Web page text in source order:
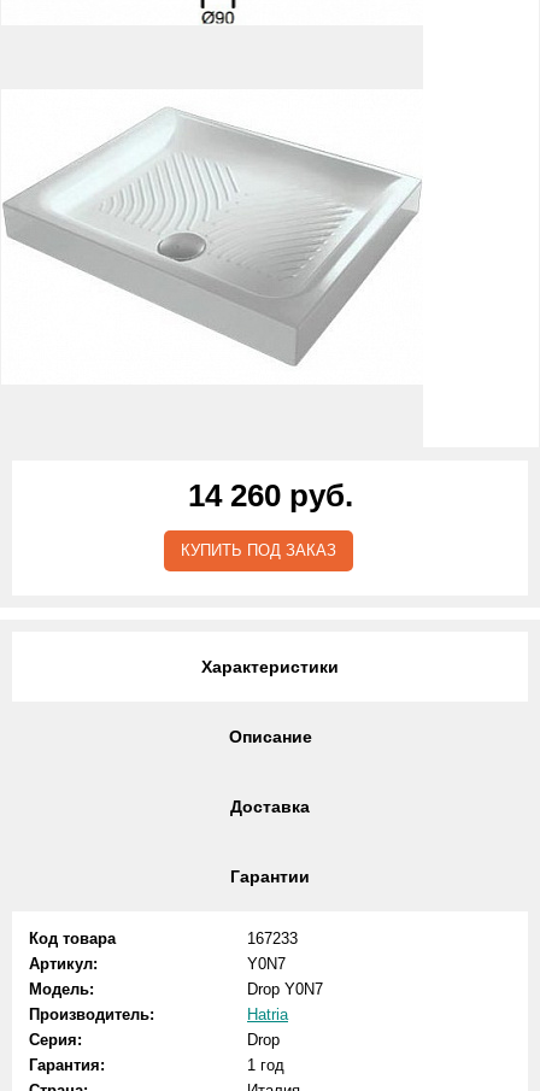
14 260 руб.
КУПИТЬ ПОД ЗАКАЗ
Характеристики
Описание
Доставка
Гарантии
Код товара
167233
Артикул:
Y0N7
Модель:
Drop Y0N7
Производитель:
Hatria
Серия:
Drop
Гарантия:
1 год